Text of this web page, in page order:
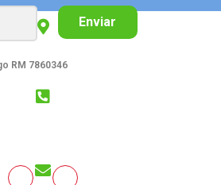
Enviar
RM 7860346